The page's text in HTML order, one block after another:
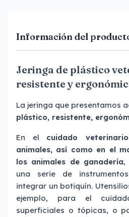
Información del
Jeringa de plástico
resistente y
La jeringa que presentamos
plástico, resistente,
En el cuidado
animales, así como en el
los animales de ganadería,
una serie de instrumentos
integrar un botiquín.
ejemplo, para el
superficiales o tópicas, o